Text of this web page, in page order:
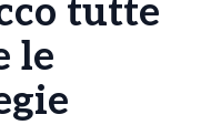
tutte
le